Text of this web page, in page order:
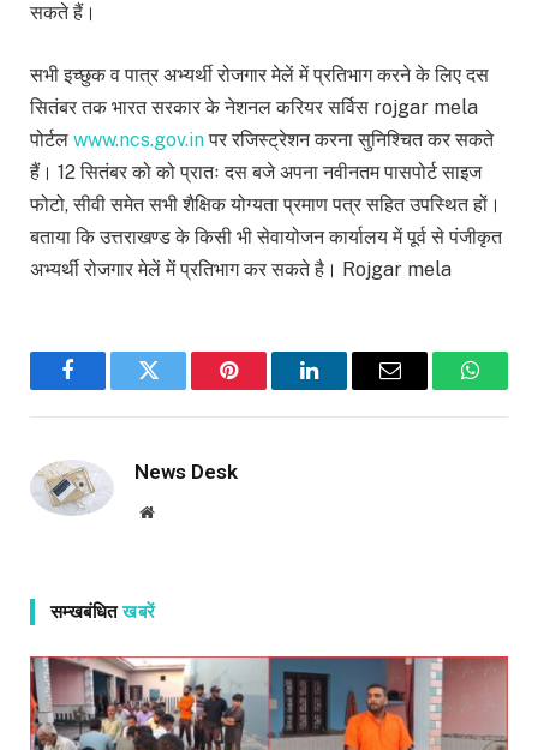
सकते हैं।
सभी इच्छुक व पात्र अभ्यर्थी रोजगार मेलें में प्रतिभाग करने के लिए दस
सितंबर तक भारत सरकार के नेशनल करियर सर्विस rojgar mela
पोर्टल www.ncs.gov.inपर रजिस्ट्रेशन करना सुनिश्चित कर सकते
हैं। 12 सितंबर को को प्रातः दस बजे अपना नवीनतम पासपोर्ट साइज
फोटो, सीवी समेत सभी शैक्षिक योग्यता प्रमाण पत्र सहित उपस्थित हों।
बताया कि उत्तराखण्ड के किसी भी सेवायोजन कार्यालय में पूर्व से पंजीकृत
अभ्यर्थी रोजगार मेलें में प्रतिभाग कर सकते है। Rojgar mela
FacebookTwitter Pinterest LinkedInEmail
News Desk
Website
सम्खबंधितखबरें